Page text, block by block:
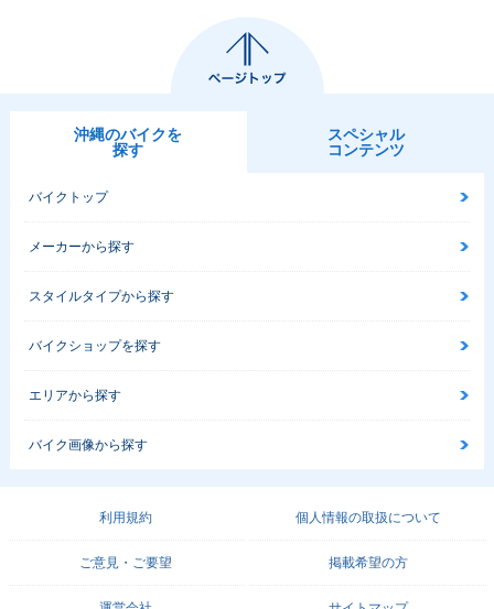
沖縄のバイクを
探す
スペシャル
コンテンツ
バイクトップ
メーカーから探す
スタイルタイプから探す
バイクショップを探す
エリアから探す
バイク画像から探す
利用規約 個人情報の取扱について
ご意見・ご要望 掲載希望の方